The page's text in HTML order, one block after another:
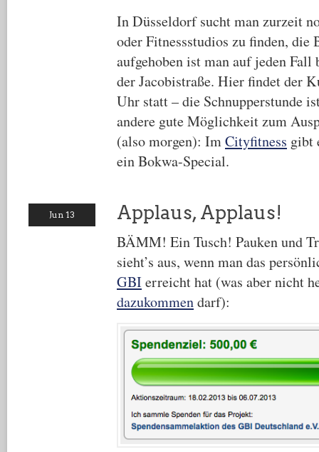
In Düsseldorf sucht man zurzeit
oder Fitnessstudios zu finden, die
aufgehoben ist man auf jeden
der Jacobistraße. Hier findet der
Uhr statt – die Schnupperstunde
andere gute Möglichkeit zum
(also morgen): ImCityfitness gibt
ein Bokwa-Special.
Jun 13 Applaus, Applaus!
BÄMM! Ein Tusch! Pauken und
sieht’s aus, wenn man das
GBIerreicht hat (was aber nicht
dazukommendarf):